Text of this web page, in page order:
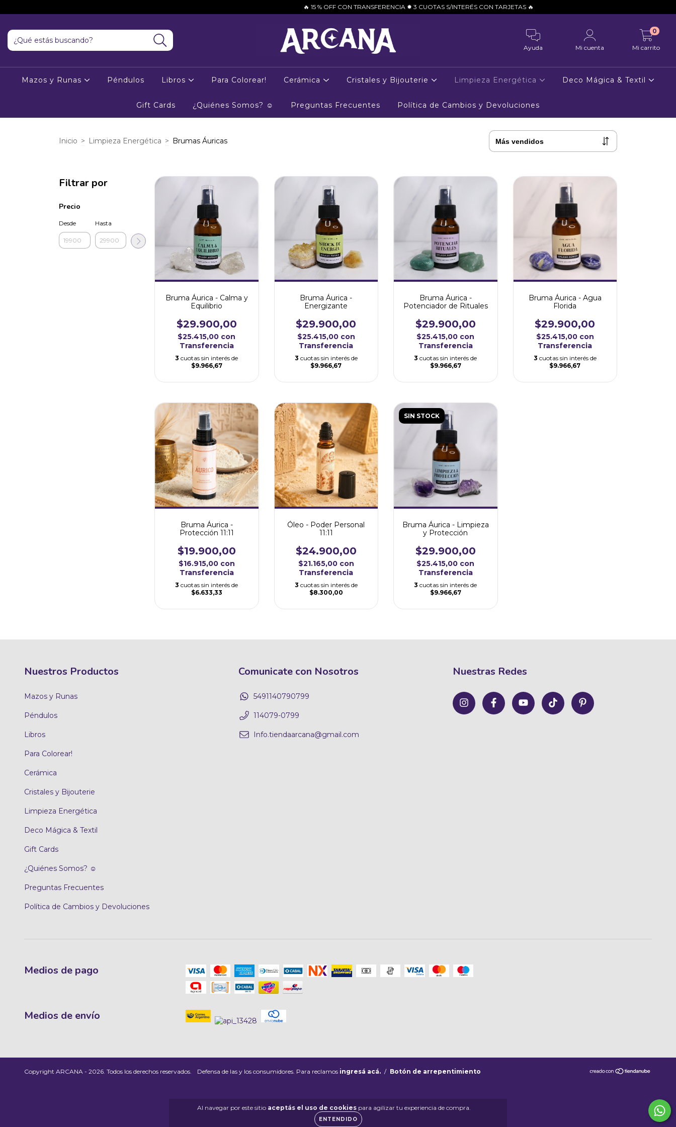
🔥 15 % OFF CON TRANSFERENCIA ✸ 3 CUOTAS S/INTERÉS CON TARJETAS 🔥
Ayuda Mi cuenta Mi carrito
0
Mazos y Runas Péndulos Libros Para Colorear! Cerámica Cristales y Bijouterie Limpieza Energética Deco Mágica & Textil
Gift Cards ¿Quiénes Somos? ☺ Preguntas Frecuentes Política de Cambios y Devoluciones
Al navegar por este sitio aceptás el uso de cookies para agilizar tu experiencia de compra.
ENTENDIDO
Inicio > Limpieza Energética > Brumas Áuricas
Filtrar por
Precio
Desde Hasta
Bruma Áurica - Calma y
Equilibrio
$29.900,00
$25.415,00 con
Transferencia
3 cuotas sin interés de
$9.966,67
Bruma Áurica -
Energizante
$29.900,00
$25.415,00 con
Transferencia
3 cuotas sin interés de
$9.966,67
Bruma Áurica -
Potenciador de Rituales
$29.900,00
$25.415,00 con
Transferencia
3 cuotas sin interés de
$9.966,67
Bruma Áurica - Agua
Florida
$29.900,00
$25.415,00 con
Transferencia
3 cuotas sin interés de
$9.966,67
Bruma Áurica -
Protección 11:11
$19.900,00
$16.915,00 con
Transferencia
3 cuotas sin interés de
$6.633,33
Óleo - Poder Personal
11:11
$24.900,00
$21.165,00 con
Transferencia
3 cuotas sin interés de
$8.300,00
SIN STOCK
Bruma Áurica - Limpieza
y Protección
$29.900,00
$25.415,00 con
Transferencia
3 cuotas sin interés de
$9.966,67
Nuestros Productos
Mazos y Runas
Péndulos
Libros
Para Colorear!
Cerámica
Cristales y Bijouterie
Limpieza Energética
Deco Mágica & Textil
Gift Cards
¿Quiénes Somos? ☺
Preguntas Frecuentes
Política de Cambios y Devoluciones
Comunicate con Nosotros
5491140790799
114079-0799
Info.tiendaarcana@gmail.com
Nuestras Redes
Medios de pago
Medios de envío
Copyright ARCANA - 2026. Todos los derechos reservados. Defensa de las y los consumidores. Para reclamos ingresá acá. / Botón de arrepentimiento